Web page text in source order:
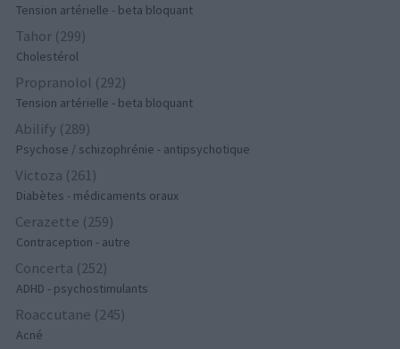
Tension artérielle - beta bloquant
Tahor (299)
Cholestérol
Propranolol (292)
Tension artérielle - beta bloquant
Abilify (289)
Psychose / schizophrénie - antipsychotique
Victoza (261)
Diabètes - médicaments oraux
Cerazette (259)
Contraception - autre
Concerta (252)
ADHD - psychostimulants
Roaccutane (245)
Acné